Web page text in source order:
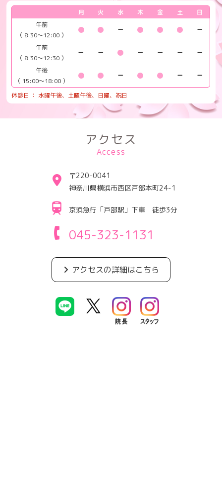
月 火 水 木 金 土
日
午前
（ 8:30～12:00 ）
午前
（ 8:30～12:30 ）
午後
（ 15:00～18:00 ）
休診日 ： 水曜午後、土曜午後、日曜、祝日
アクセス
Access
〒220-0041
神奈川県横浜市西区戸部本町24-1
京浜急行「戸部駅」下車 徒歩3分
045-323-1131
アクセスの詳細はこちら